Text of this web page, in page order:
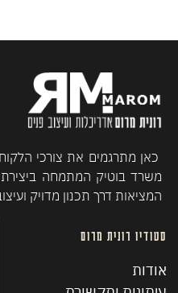
כאן מתרגמים את צורכי הלקוח
משרד בוטיק המתמחה
המציאות דרך תכנון מדויק
סטודיו רונית מרום
אודות